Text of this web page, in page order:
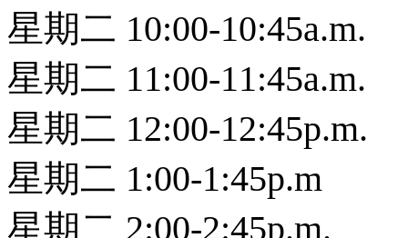
星期二 10:00-10:45a.m.
星期二 11:00-11:45a.m.
星期二 12:00-12:45p.m.
星期二 1:00-1:45p.m
星期二 2:00-2:45p.m.